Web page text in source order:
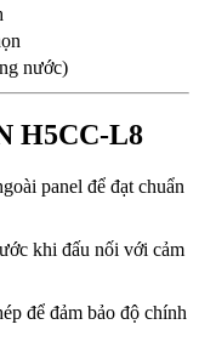
nước)
H5CC-L8
panel để đạt chuẩn
khi đấu nối với cảm
để đảm bảo độ chính